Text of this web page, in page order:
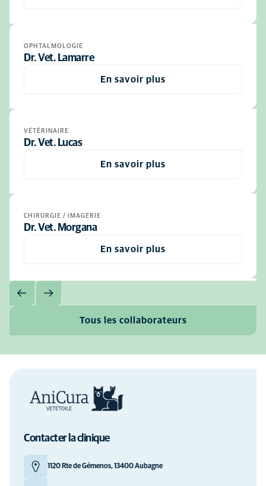
OPHTALMOLOGIE
Dr. Vet. Lamarre
En savoir plus
VÉTÉRINAIRE
Dr. Vet. Lucas
En savoir plus
CHIRURGIE / IMAGERIE
Dr. Vet. Morgana
En savoir plus
Tous les collaborateurs
Contacter la clinique
1120 Rte de Gémenos, 13400 Aubagne